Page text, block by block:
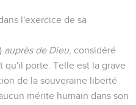
l'exercice de sa
auprès de Dieu, considéré
qu'il porte. Telle est la grave
de la souveraine liberté
mérite humain dans son